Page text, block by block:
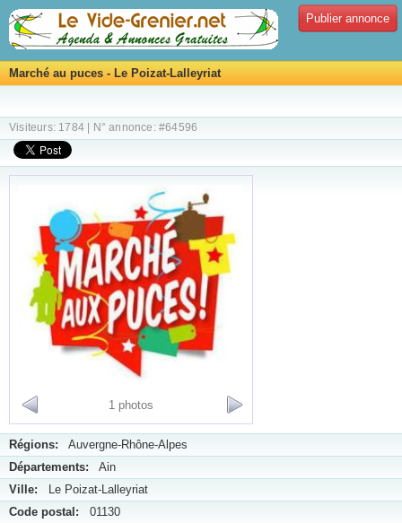
Publier annonce
Marché au puces - Le Poizat-Lalleyriat
Visiteurs: 1784 | N° annonce: #64596
1 photos
Régions: Auvergne-Rhône-Alpes
Départements: Ain
Ville: Le Poizat-Lalleyriat
Code postal: 01130